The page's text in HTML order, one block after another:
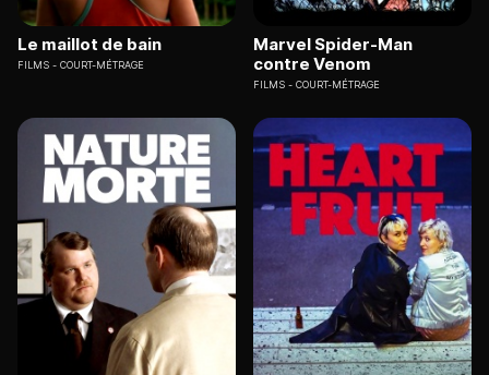
Le maillot de bain
FILMS COURT-MÉTRAGE
Marvel Spider-Man
contre Venom
FILMS COURT-MÉTRAGE